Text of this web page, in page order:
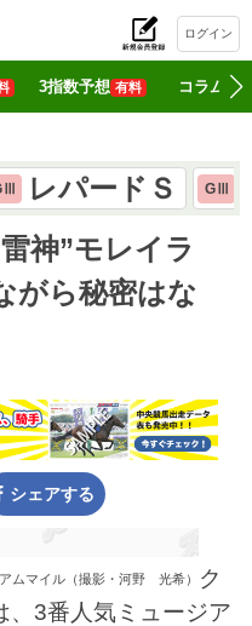
ログイン
3指数予想 有料 コラム
レパードＳ GⅢ
雷神”モレイラ
がら秘密はな
シェアする
ムマイル（撮影・河野 光希）
ク
、3番人気ミュージア